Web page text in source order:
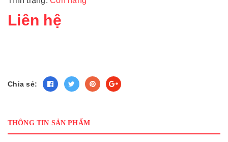
Liên hệ
Chia sẻ:
THÔNG TIN SẢN PHẨM